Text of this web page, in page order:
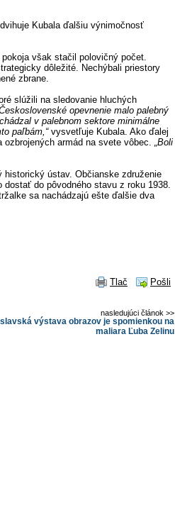
Kubala ďalšiu výnimočnosť
však stačil polovičný počet.
dôležité. Nechýbali priestory
zbrane.
slúžili na sledovanie hluchých
opevnenie malo palebný
v palebnom sektore minimálne
paľbám,“vysvetľuje Kubala. Ako ďalej
armád na svete vôbec. „Boli
historický ústav. Občianske združenie
do pôvodného stavu z roku 1938.
sa nachádzajú ešte ďalšie dva
Tlač Pošli
nasledujúci článok >>
výstava obrazov je spomienkou na
maliara Ľuba Zelinu